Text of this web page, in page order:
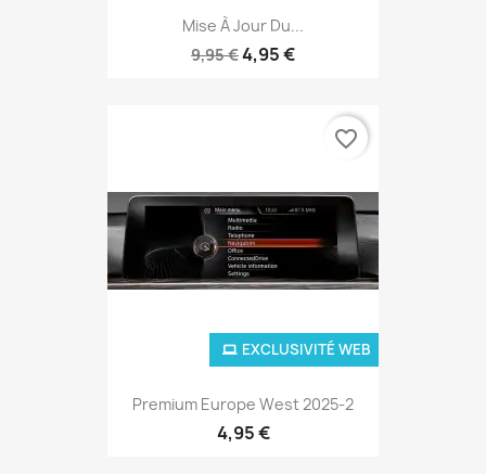
Mise À Jour Du...
9,95 €4,95 €
Premium Europe West 2025-2
4,95 €
EXCLUSIVITÉ WEB
favorite_border